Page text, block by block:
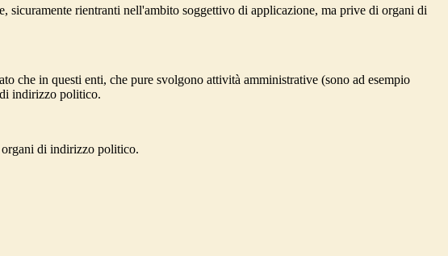
sicuramente rientranti nell'ambito soggettivo di applicazione, ma prive di organi di
che in questi enti, che pure svolgono attività amministrative (sono ad esempio
indirizzo politico.
organi di indirizzo politico.